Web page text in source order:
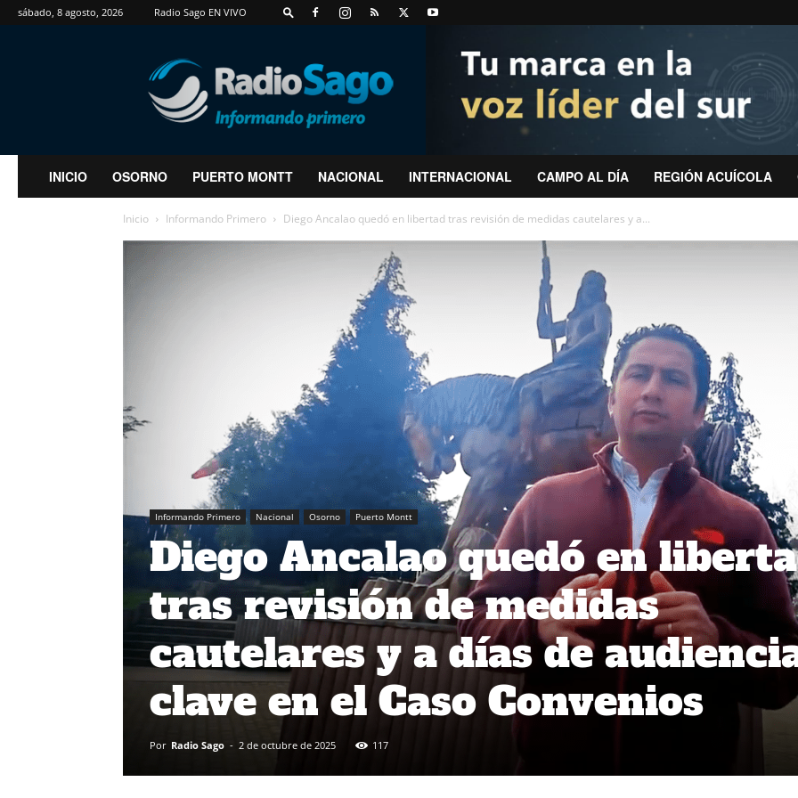
sábado, 8 agosto, 2026 Radio Sago EN VIVO
RadioSago
INICIO OSORNO PUERTO MONTT NACIONAL INTERNACIONAL CAMPO AL DÍA REGIÓN ACUÍCOLA
Inicio Informando Primero Diego Ancalao quedó en libertad tras revisión de medidas cautelares y a...
Informando Primero Nacional Osorno Puerto Montt
Diego Ancalao quedó en
tras revisión de medidas
cautelares y a días de
clave en el Caso Convenios
Por Radio Sago - 2 de octubre de 2025 117